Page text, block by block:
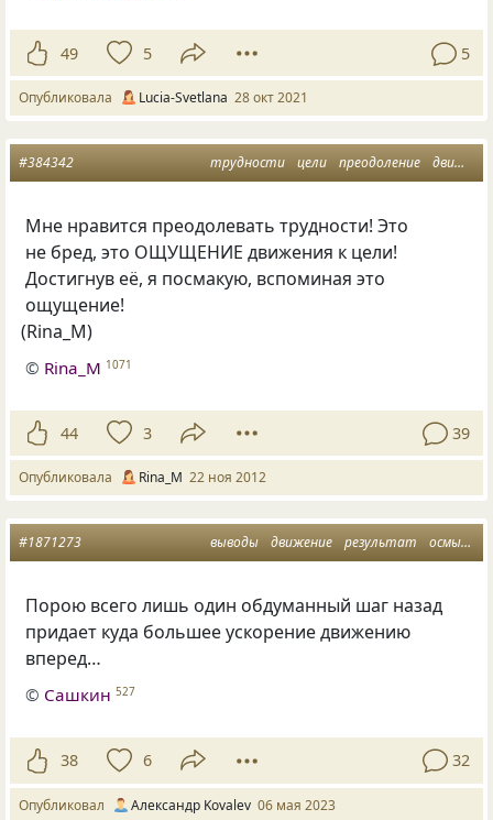
49 5 5
Опубликовала Lucia-Svetlana 28 окт 2021
трудности цели преодоление движение
#384342
Мне нравится преодолевать трудности! Это
не бред, это ОЩУЩЕНИЕ движения к цели!
Достигнув её, я посмакую, вспоминая это
ощущение!
(Rina_M)
© Rina_M 1071
44 3 39
Опубликовала Rina_M 22 ноя 2012
выводы движение результат осмысление
#1871273
Порою всего лишь один обдуманный шаг назад
придает куда большее ускорение движению
вперед…
© Сашкин 527
38 6 32
Опубликовал Александр Kovalev 06 мая 2023